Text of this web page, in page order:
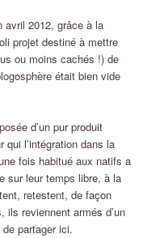
avril 2012, grâce à la
projet destiné à mettre
ou moins cachés !) de
était bien vide
d’un pur produit
qui l’intégration dans la
fois habitué aux natifs a
sur leur temps libre, à la
retestent, de façon
reviennent armés d’un
partager ici.